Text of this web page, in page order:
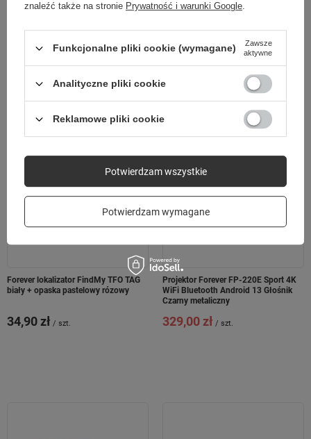
żółty
109,90 zł / szt.
See Me! 3 KW-320 różowy
249,00 zł / szt.
Forever lokalizator FindMy TFO TAG
biały + opaska pastelowy rózowy
34,90 zł / szt.
Projektor Forever FP-220E Sport 4K
WiFi Bluetooth Android 13 Głośnik
Czarny metaliczny
329,00 zł / szt.
znaleźć także na stronie Prywatność i warunki Google.
Funkcjonalne pliki cookie (wymagane)
Zawsze
aktywne
Analityczne pliki cookie
Reklamowe pliki cookie
Potwierdzam wymagane
Potwierdzam wszystkie